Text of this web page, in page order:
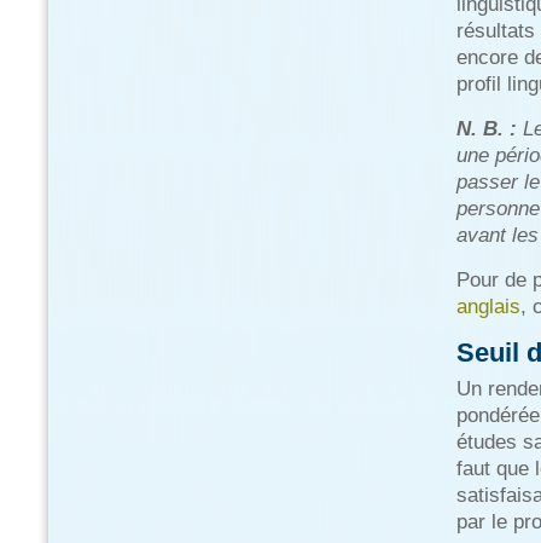
résultats
encore
profil
N. B. :
une
passer
avant
Pour de
anglais,
Seuil
Un
études
faut que
par le